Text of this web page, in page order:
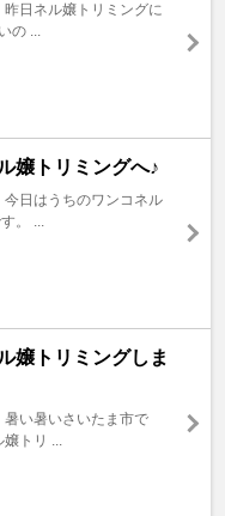
昨日ネル嬢トリミングに
の ...
嬢トリミングへ♪
今日はうちのワンコネル
。 ...
嬢トリミングしま
暑い暑いさいたま市で
嬢トリ ...